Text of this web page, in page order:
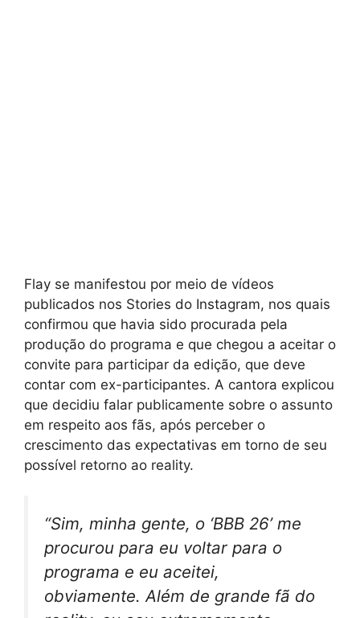
Flay se manifestou por meio de vídeos
publicados nos Stories do Instagram, nos quais
confirmou que havia sido procurada pela
produção do programa e que chegou a aceitar o
convite para participar da edição, que deve
contar com ex-participantes. A cantora explicou
que decidiu falar publicamente sobre o assunto
em respeito aos fãs, após perceber o
crescimento das expectativas em torno de seu
possível retorno ao reality.
“Sim, minha gente, o ‘BBB 26’ me
procurou para eu voltar para o
programa e eu aceitei,
obviamente. Além de grande fã do